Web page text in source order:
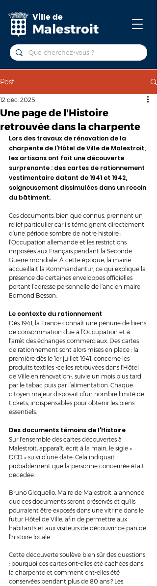
Ville de
Malestroit
Post
Une page de l'Histoire
retrouvée dans la charpente
12 déc. 2025
Lors des travaux de rénovation de la
charpente de l’Hôtel de Ville de Malestroit,
les artisans ont fait une découverte
surprenante : des cartes de rationnement
vestimentaire datant de 1941 et 1942,
soigneusement dissimulées dans un recoin
du bâtiment.
Ces documents, bien que connus, prennent un
relief particulier car ils témoignent directement
d’une période sombre de notre histoire :
l’Occupation allemande et les restrictions
imposées aux Français pendant la Seconde
Guerre mondiale. À cette époque, la mairie
accueillait la Kommandantur, ce qui explique la
présence de certaines enveloppes officielles
portant l’adresse personnelle de l’ancien maire
Edmond Besson.
Le contexte du rationnement
Dès 1941, la France connaît une pénurie de biens
de consommation due à l’Occupation et à
l’arrêt des échanges commerciaux. Des cartes
de rationnement sont alors mises en place : la
première dès le 1er juillet 1941, concerne les
produits textiles -celles retrouvées dans l'Hôtel
de Ville en rénovation-, suivie un mois plus tard
par le tabac puis par l’alimentation. Chaque
citoyen majeur disposait d’un nombre limité de
tickets, indispensables pour obtenir les biens
essentiels.
Des documents témoins de l'Histoire
Sur l'ensemble des cartes découvertes à
Malestroit, apparaît, écrit à la main, le sigle «
DCD » suivi d’une date. Cela indiquait
probablement que la personne concernée était
décédée.
Bruno Gicquello, Maire de Malestroit, a annoncé
que ces documents seront préservés et qu’ils
pourraient être exposés dans une vitrine dans le
futur Hôtel de Ville, afin de permettre aux
habitants et aux visiteurs de découvrir ce pan de
l’histoire locale.
Cette découverte soulève bien sûr des questions
: pourquoi ces cartes ont-elles été cachées dans
la charpente et comment ont-elles été
conservées pendant plus de 80 ans ? Les